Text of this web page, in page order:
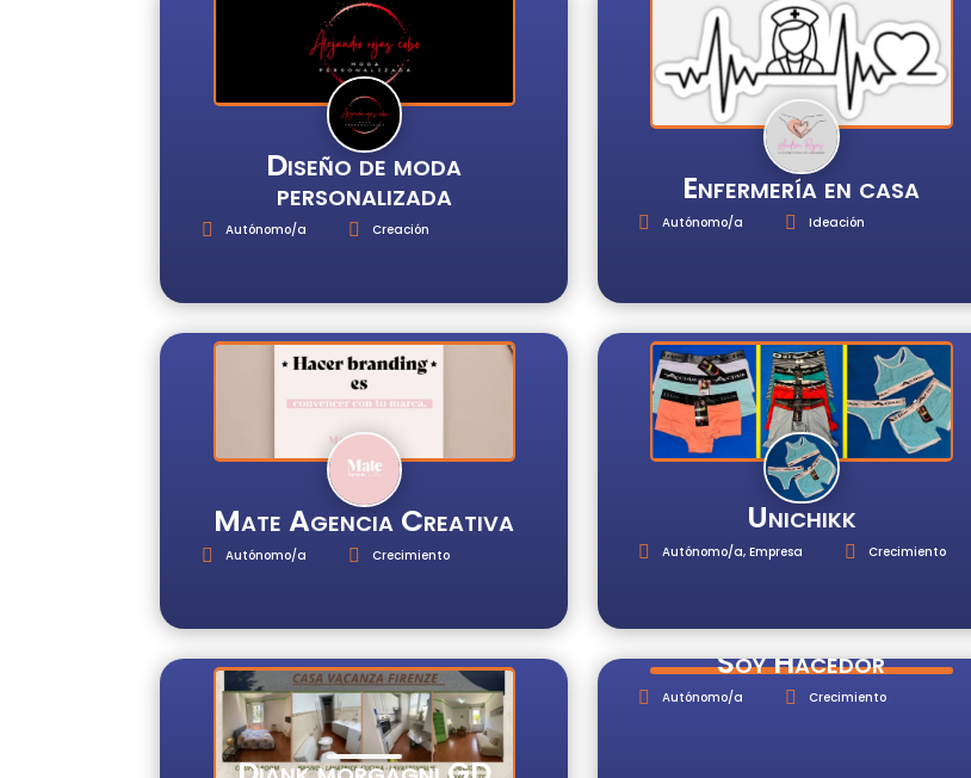
Diseño de moda
personalizada
Autónomo/a Creación
Enfermería en casa
Autónomo/a Ideación
Mate Agencia Creativa
Autónomo/a Crecimiento
Unichikk
Autónomo/a,Empresa Crecimiento
Soy Hacedor
Autónomo/a Crecimiento